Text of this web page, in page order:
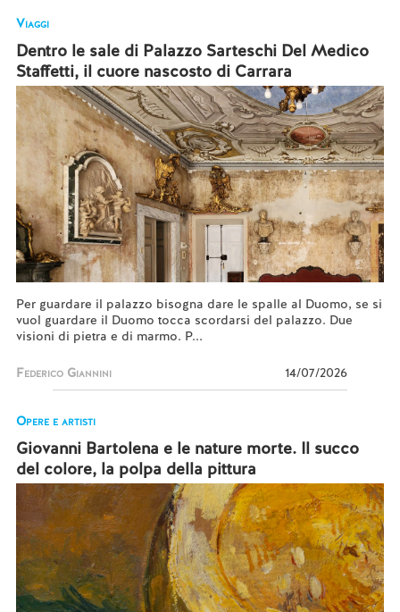
Viaggi
Dentro le sale di Palazzo Sarteschi Del Medico
Staffetti, il cuore nascosto di Carrara
Per guardare il palazzo bisogna dare le spalle al Duomo, se si
vuol guardare il Duomo tocca scordarsi del palazzo. Due
visioni di pietra e di marmo. P...
Federico Giannini 14/07/2026
Opere e artisti
Giovanni Bartolena e le nature morte. Il succo
del colore, la polpa della pittura